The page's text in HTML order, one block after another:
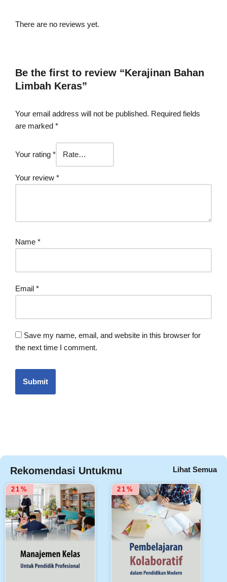
There are no reviews yet.
Be the first to review “Kerajinan Bahan
Limbah Keras”
Your email address will not be published. Required fields
are marked *
Your rating *
Your review *
Name *
Email *
Save my name, email, and website in this browser for
the next time I comment.
Rekomendasi Untukmu Lihat Semua
21% 21%